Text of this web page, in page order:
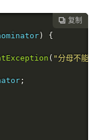
 复制
)
{
( "分母不能
;